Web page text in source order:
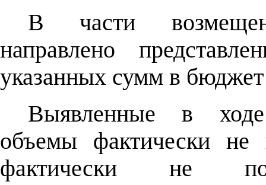
В части
направлено
указанных сумм в
Выявленные в ходе
объемы фактически не
фактически не